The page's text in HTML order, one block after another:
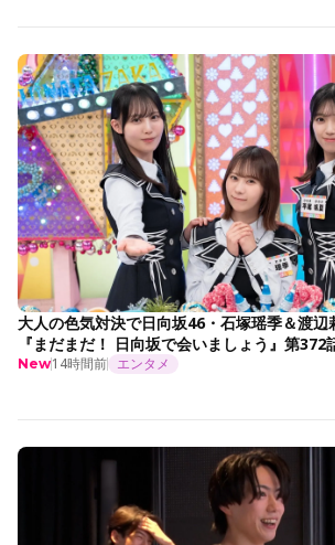
大人の色気対決で日向坂46・石塚瑶季＆渡辺
『まだまだ！ 日向坂で会いましょう』第372
New14時間前 エンタメ